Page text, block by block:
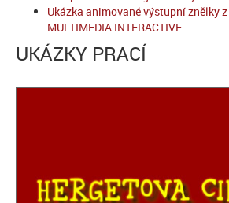
Ukázka animované výstupní znělky z
MULTIMEDIA INTERACTIVE
UKÁZKY PRACÍ